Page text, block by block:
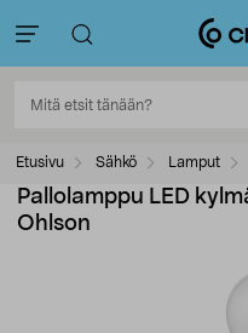
Etusivu Sähkö Lamput
Pallolamppu LED
Ohlson